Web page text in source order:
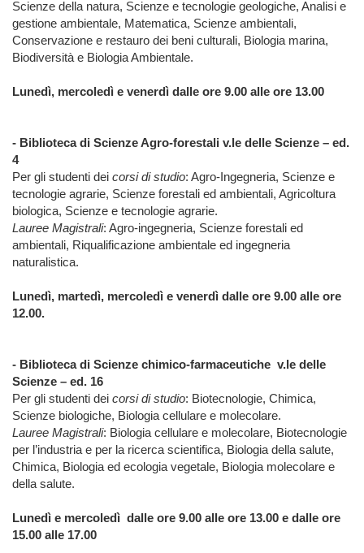
Scienze della natura, Scienze e tecnologie geologiche, Analisi e
gestione ambientale, Matematica, Scienze ambientali,
Conservazione e restauro dei beni culturali, Biologia marina,
Biodiversità e Biologia Ambientale.
Lunedì, mercoledì e venerdì dalle ore 9.00 alle ore 13.00
- Biblioteca di Scienze Agro-forestali v.le delle Scienze – ed.
4
Per gli studenti dei corsi di studio: Agro-Ingegneria, Scienze e
tecnologie agrarie, Scienze forestali ed ambientali, Agricoltura
biologica, Scienze e tecnologie agrarie.
Lauree Magistrali: Agro-ingegneria, Scienze forestali ed
ambientali, Riqualificazione ambientale ed ingegneria
naturalistica.
Lunedì, martedì, mercoledì e venerdì dalle ore 9.00 alle ore
12.00.
- Biblioteca di Scienze chimico-farmaceutiche v.le delle
Scienze – ed. 16
Per gli studenti dei corsi di studio: Biotecnologie, Chimica,
Scienze biologiche, Biologia cellulare e molecolare.
Lauree Magistrali: Biologia cellulare e molecolare, Biotecnologie
per l’industria e per la ricerca scientifica, Biologia della salute,
Chimica, Biologia ed ecologia vegetale, Biologia molecolare e
della salute.
Lunedì e mercoledì dalle ore 9.00 alle ore 13.00 e dalle ore
15.00 alle 17.00